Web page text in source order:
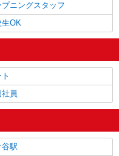
プニングスタッフ
生OK
員
駅